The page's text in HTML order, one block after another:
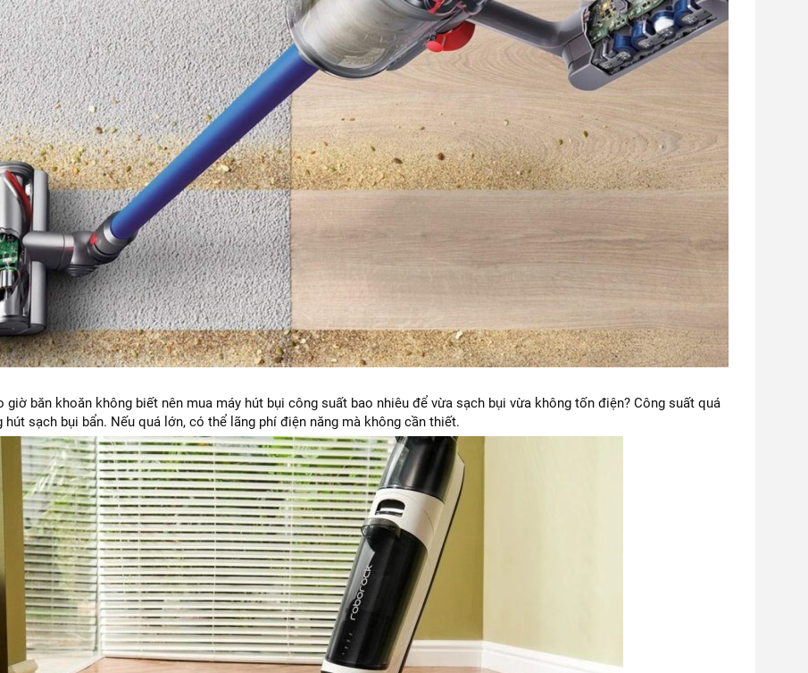
giờ băn khoăn không biết nên mua máy hút bụi công suất bao nhiêu để vừa sạch bụi vừa không tốn điện? Công suất quá
hút sạch bụi bẩn. Nếu quá lớn, có thể lãng phí điện năng mà không cần thiết.